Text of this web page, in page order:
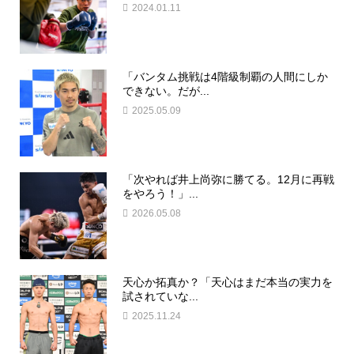
2024.01.11
「バンタム挑戦は4階級制覇の人間にしか
できない。だが...
2025.05.09
「次やれば井上尚弥に勝てる。12月に再戦
をやろう！」...
2026.05.08
天心か拓真か？「天心はまだ本当の実力を
試されていな...
2025.11.24